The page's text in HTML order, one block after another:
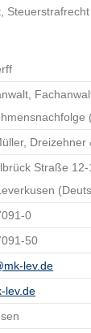
Dreizehner
Straße 12-
0
50
lev.de
lev.de